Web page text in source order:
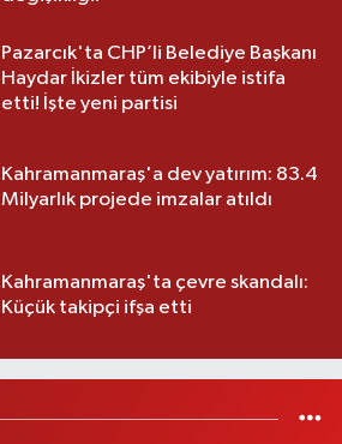
Pazarcık'ta CHP’li Belediye Başkanı
Haydar İkizler tüm ekibiyle istifa
etti! İşte yeni partisi
Kahramanmaraş'a dev yatırım: 83.4
Milyarlık projede imzalar atıldı
Kahramanmaraş'ta çevre skandalı:
Küçük takipçi ifşa etti